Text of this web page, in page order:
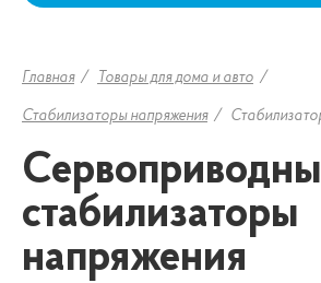
Главная Товары для дома и авто
Стабилизаторы напряжения
стабилизаторы
напряжения